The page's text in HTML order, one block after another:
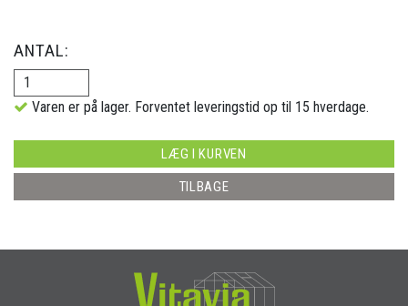
ANTAL:
Varen er på lager. Forventet leveringstid op til 15 hverdage.
LÆG I KURVEN
TILBAGE